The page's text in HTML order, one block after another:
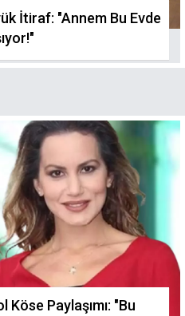
İtiraf: "Annem Bu Evde
Köse Paylaşımı: "Bu